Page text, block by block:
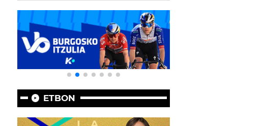
ETBON